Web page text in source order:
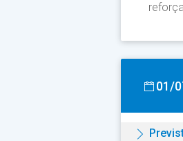
01/